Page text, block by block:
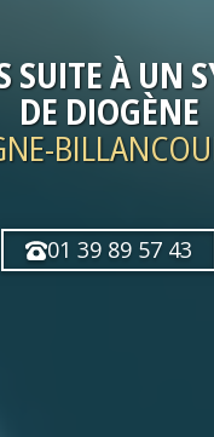
SUITE À UN
DE DIOGÈNE
01 39 89 57 43